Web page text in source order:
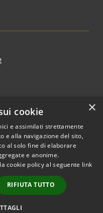
Copyright © 2026 • Comune di
Gradoli • Powered by
Municipium•
Accesso
redazione
×
cookie
e assimilati strettamente
e alla navigazione del sito,
al solo fine di elaborare
e anonime.
cookie policy al seguente link
RIFIUTA TUTTO